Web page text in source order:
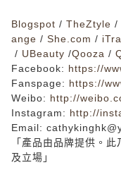
Blogspot / TheZtyle /
ange / She.com /
/ UBeauty /Qooza /
Facebook: https://
Fanspage: https://
Weibo: http://
Instagram: http://
Email:
「產品由品牌提供。
及立場」